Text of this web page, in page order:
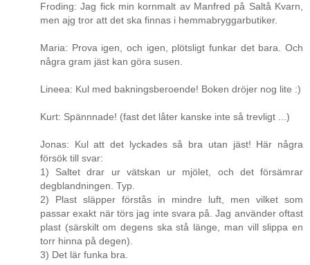
Froding: Jag fick min kornmalt av Manfred på Saltå Kvarn,
men ajg tror att det ska finnas i hemmabryggarbutiker.
Maria: Prova igen, och igen, plötsligt funkar det bara. Och
några gram jäst kan göra susen.
Lineea: Kul med bakningsberoende! Boken dröjer nog lite :)
Kurt: Spännnade! (fast det låter kanske inte så trevligt ...)
Jonas: Kul att det lyckades så bra utan jäst! Här några
försök till svar:
1) Saltet drar ur vätskan ur mjölet, och det försämrar
degblandningen. Typ.
2) Plast släpper förstås in mindre luft, men vilket som
passar exakt när törs jag inte svara på. Jag använder oftast
plast (särskilt om degens ska stå länge, man vill slippa en
torr hinna på degen).
3) Det lär funka bra.